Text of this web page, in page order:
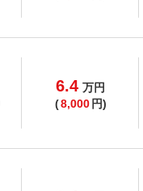
6.4 万円
(8,000 円)